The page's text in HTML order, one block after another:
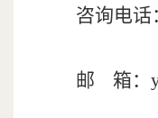
咨询电话
邮 箱：